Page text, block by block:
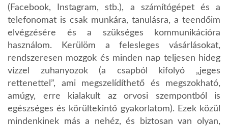
(Facebook, Instagram, stb.), a számítógépet és a
telefonomat is csak munkára, tanulásra, a teendőim
elvégzésére és a szükséges kommunikációra
használom. Kerülöm a felesleges vásárlásokat,
rendszeresen mozgok és minden nap teljesen hideg
vízzel zuhanyozok (a csapból kifolyó „jeges
rettenettel”, ami megszelídíthető és megszokható,
amúgy, erre kialakult az orvosi szempontból is
egészséges és körültekintő gyakorlatom). Ezek közül
mindenkinek más a nehéz, és biztosan van olyan,